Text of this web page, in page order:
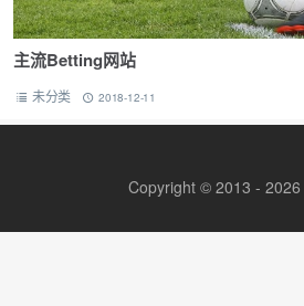
主流Betting网站
未分类 2018-12-11
Copyright © 2013 - 2026